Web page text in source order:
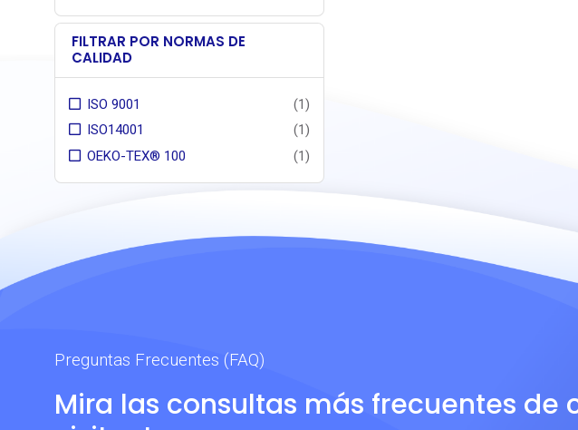
FILTRAR POR NORMAS DE
CALIDAD
ISO 9001
(1)
ISO14001
(1)
OEKO-TEX® 100
(1)
Preguntas Frecuentes (FAQ)
Mira las consultas más frecuentes de